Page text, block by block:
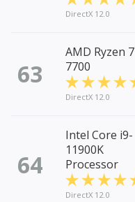
DirectX 12.0
63
AMD Ryzen 7
7700
DirectX 12.0
64
Intel Core i9-
11900K
Processor
DirectX 12.0